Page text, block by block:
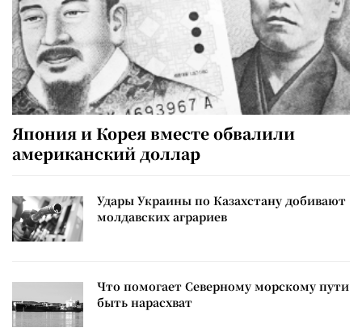
Япония и Корея вместе обвалили
американский доллар
Удары Украины по Казахстану добивают
молдавских аграриев
Что помогает Северному морскому пути
быть нарасхват